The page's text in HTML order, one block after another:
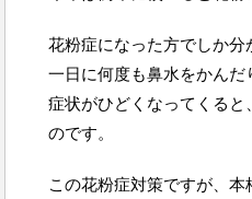
花粉症になった方でしか分
一日に何度も鼻水をかんだ
症状がひどくなってくる
のです。
この花粉症対策ですが、